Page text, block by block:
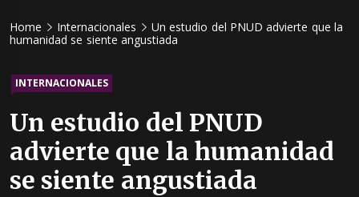
Home Internacionales
Un estudio del PNUD advierte que la
humanidad se siente angustiada
INTERNACIONALES
Un estudio del PNUD
advierte que la humanidad
se siente angustiada